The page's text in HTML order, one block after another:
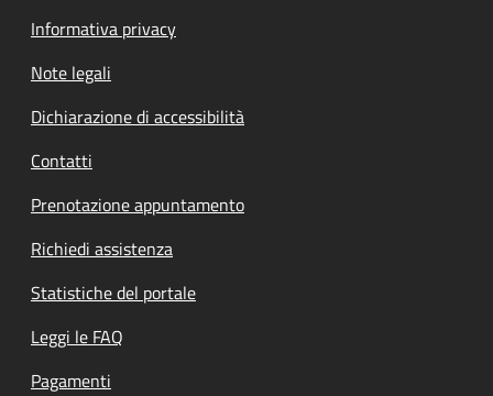
Informativa privacy
Note legali
Dichiarazione di accessibilità
Contatti
Prenotazione appuntamento
Richiedi assistenza
Statistiche del portale
Leggi le FAQ
Pagamenti